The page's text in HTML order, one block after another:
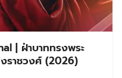
| ฝ่าบาททรงพระ
าชวงศ์ (2026)